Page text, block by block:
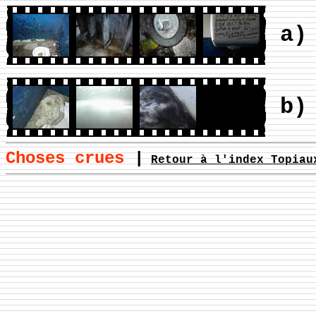
a)
b)
Choses crues| Retour à l'index